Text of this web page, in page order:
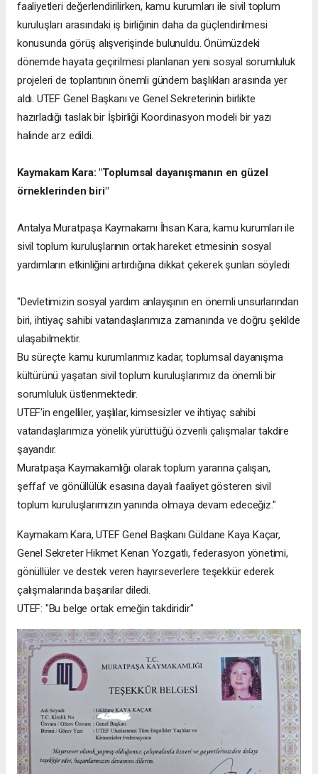
faaliyetleri değerlendirilirken, kamu kurumları ile sivil toplum
kuruluşları arasındaki iş birliğinin daha da güçlendirilmesi
konusunda görüş alışverişinde bulunuldu. Önümüzdeki
dönemde hayata geçirilmesi planlanan yeni sosyal sorumluluk
projeleri de toplantının önemli gündem başlıkları arasında yer
aldı. UTEF Genel Başkanı ve Genel Sekreterinin birlikte
hazırladığı taslak bir İşbirliği Koordinasyon modeli bir yazı
halinde arz edildi.
Kaymakam Kara: "Toplumsal dayanışmanın en güzel
örneklerinden biri"
Antalya Muratpaşa Kaymakamı İhsan Kara, kamu kurumları ile
sivil toplum kuruluşlarının ortak hareket etmesinin sosyal
yardımların etkinliğini artırdığına dikkat çekerek şunları söyledi:
"Devletimizin sosyal yardım anlayışının en önemli unsurlarından
biri, ihtiyaç sahibi vatandaşlarımıza zamanında ve doğru şekilde
ulaşabilmektir.
Bu süreçte kamu kurumlarımız kadar, toplumsal dayanışma
kültürünü yaşatan sivil toplum kuruluşlarımız da önemli bir
sorumluluk üstlenmektedir.
UTEF'in engelliler, yaşlılar, kimsesizler ve ihtiyaç sahibi
vatandaşlarımıza yönelik yürüttüğü özverili çalışmalar takdire
şayandır.
Muratpaşa Kaymakamlığı olarak toplum yararına çalışan,
şeffaf ve gönüllülük esasına dayalı faaliyet gösteren sivil
toplum kuruluşlarımızın yanında olmaya devam edeceğiz."
Kaymakam Kara, UTEF Genel Başkanı Güldane Kaya Kaçar,
Genel Sekreter Hikmet Kenan Yozgatlı, federasyon yönetimi,
gönüllüler ve destek veren hayırseverlere teşekkür ederek
çalışmalarında başarılar diledi.
UTEF: "Bu belge ortak emeğin takdiridir"